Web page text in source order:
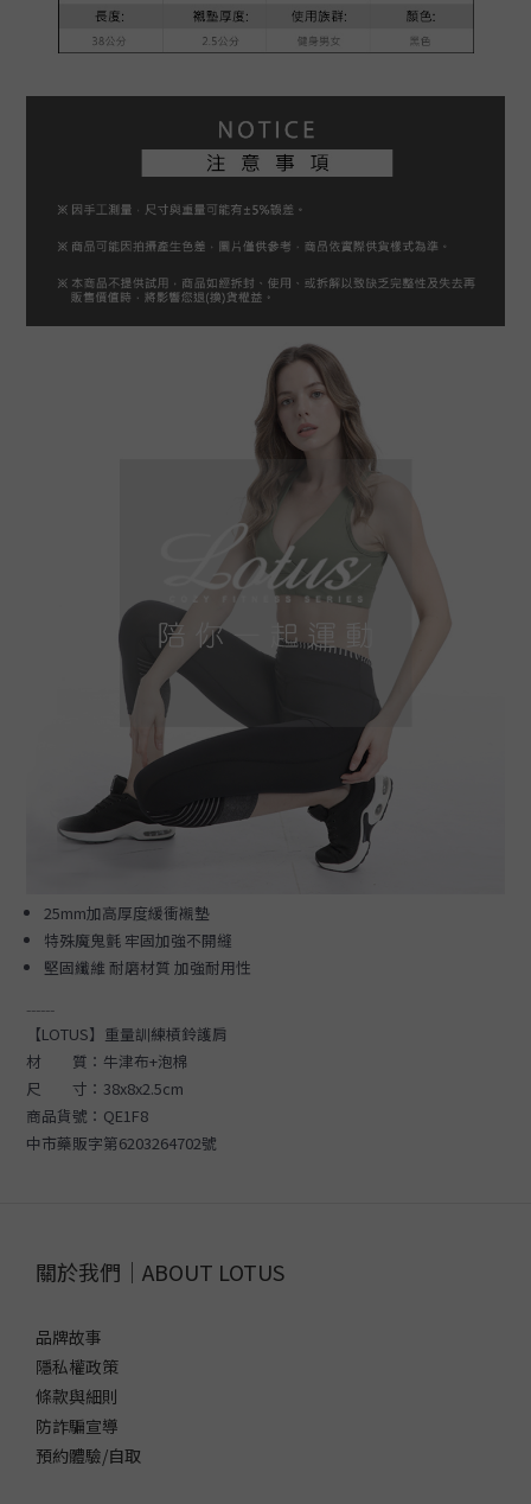
25mm加高厚度緩衝襯墊
特殊魔鬼氈 牢固加強不開縫
堅固纖維 耐磨材質 加強耐用性
------
【LOTUS】重量訓練槓鈴護肩
材 質：牛津布+泡棉
尺 寸：38x8x2.5cm
商品貨號：QE1F8
中市藥販字第6203264702號
關於我們｜ABOUT LOTUS
品牌故事
隱私權政策
條款與細則
防詐騙宣導
預約體驗/自取